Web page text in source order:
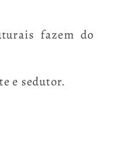
fazem do
e sedutor.